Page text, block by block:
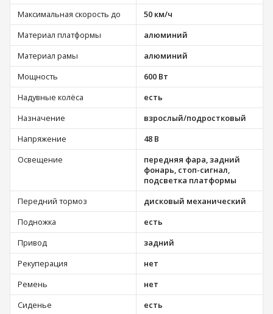
Максимальная скорость до
50 км/ч
Материал платформы
алюминий
Материал рамы
алюминий
Мощность
600 Вт
Надувные колёса
есть
Назначение
взрослый/подростковый
Напряжение
48 В
Освещение
передняя фара, задний
фонарь, стоп-сигнал,
подсветка платформы
Передний тормоз
дисковый механический
Подножка
есть
Привод
задний
Рекуперация
нет
Ремень
нет
Сиденье
есть